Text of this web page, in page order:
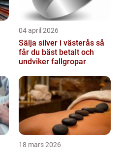
04 april 2026
Sälja silver i västerås så
får du bäst betalt och
undviker fallgropar
18 mars 2026